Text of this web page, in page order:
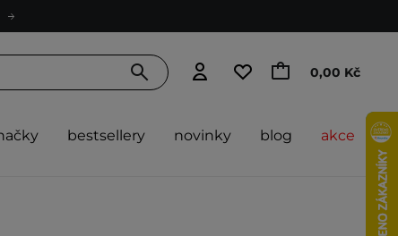
0,00 Kč
bestsellery novinky blog akce